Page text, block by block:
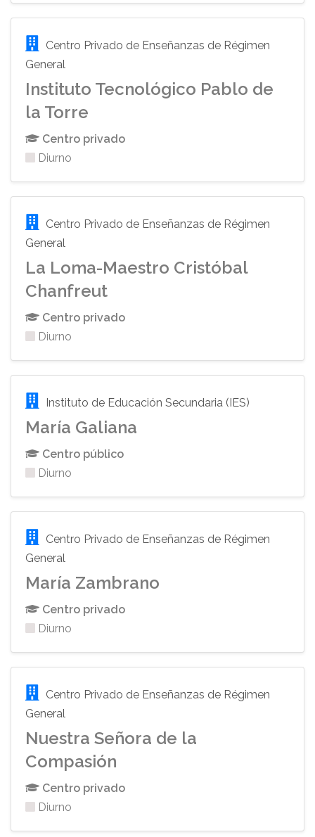
Centro Privado de Enseñanzas de Régimen
General
Instituto Tecnológico Pablo de
la Torre
Centro privado
Diurno
Centro Privado de Enseñanzas de Régimen
General
La Loma-Maestro Cristóbal
Chanfreut
Centro privado
Diurno
Instituto de Educación Secundaria (IES)
María Galiana
Centro público
Diurno
Centro Privado de Enseñanzas de Régimen
General
María Zambrano
Centro privado
Diurno
Centro Privado de Enseñanzas de Régimen
General
Nuestra Señora de la
Compasión
Centro privado
Diurno